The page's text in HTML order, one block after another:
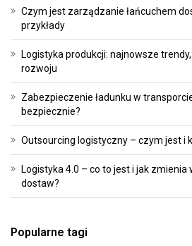
Czym jest zarządzanie łańcuchem
przykłady
Logistyka produkcji: najnowsze
rozwoju
Zabezpieczenie ładunku w
bezpiecznie?
Outsourcing logistyczny – czym jest i
Logistyka 4.0 – co to jest i jak zmienia
dostaw?
Popularne tagi